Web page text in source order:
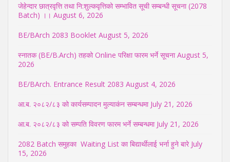
जेहेन्दार छात्रवृत्ति तथा नि:शुल्कवृत्तिको सम्भावित सूची सम्बन्धी सूचना (2078
Batch) ।। August 6, 2026
BE/BArch 2083 Booklet August 5, 2026
स्नातक (BE/B.Arch) तहको Online परिक्षा फारम भर्ने सूचना August 5,
2026
BE/BArch. Entrance Result 2083 August 4, 2026
आ.ब. २०८२/८३ को कार्यसम्पादन मुल्याकंन सम्बन्धमा July 21, 2026
आ.ब. २०८२/८३ को सम्पति विवरण फारम भर्ने सम्बन्धमा July 21, 2026
2082 Batch समुहका Waiting List का बिद्यार्थीलाई भर्ना हुने बारे July
15, 2026